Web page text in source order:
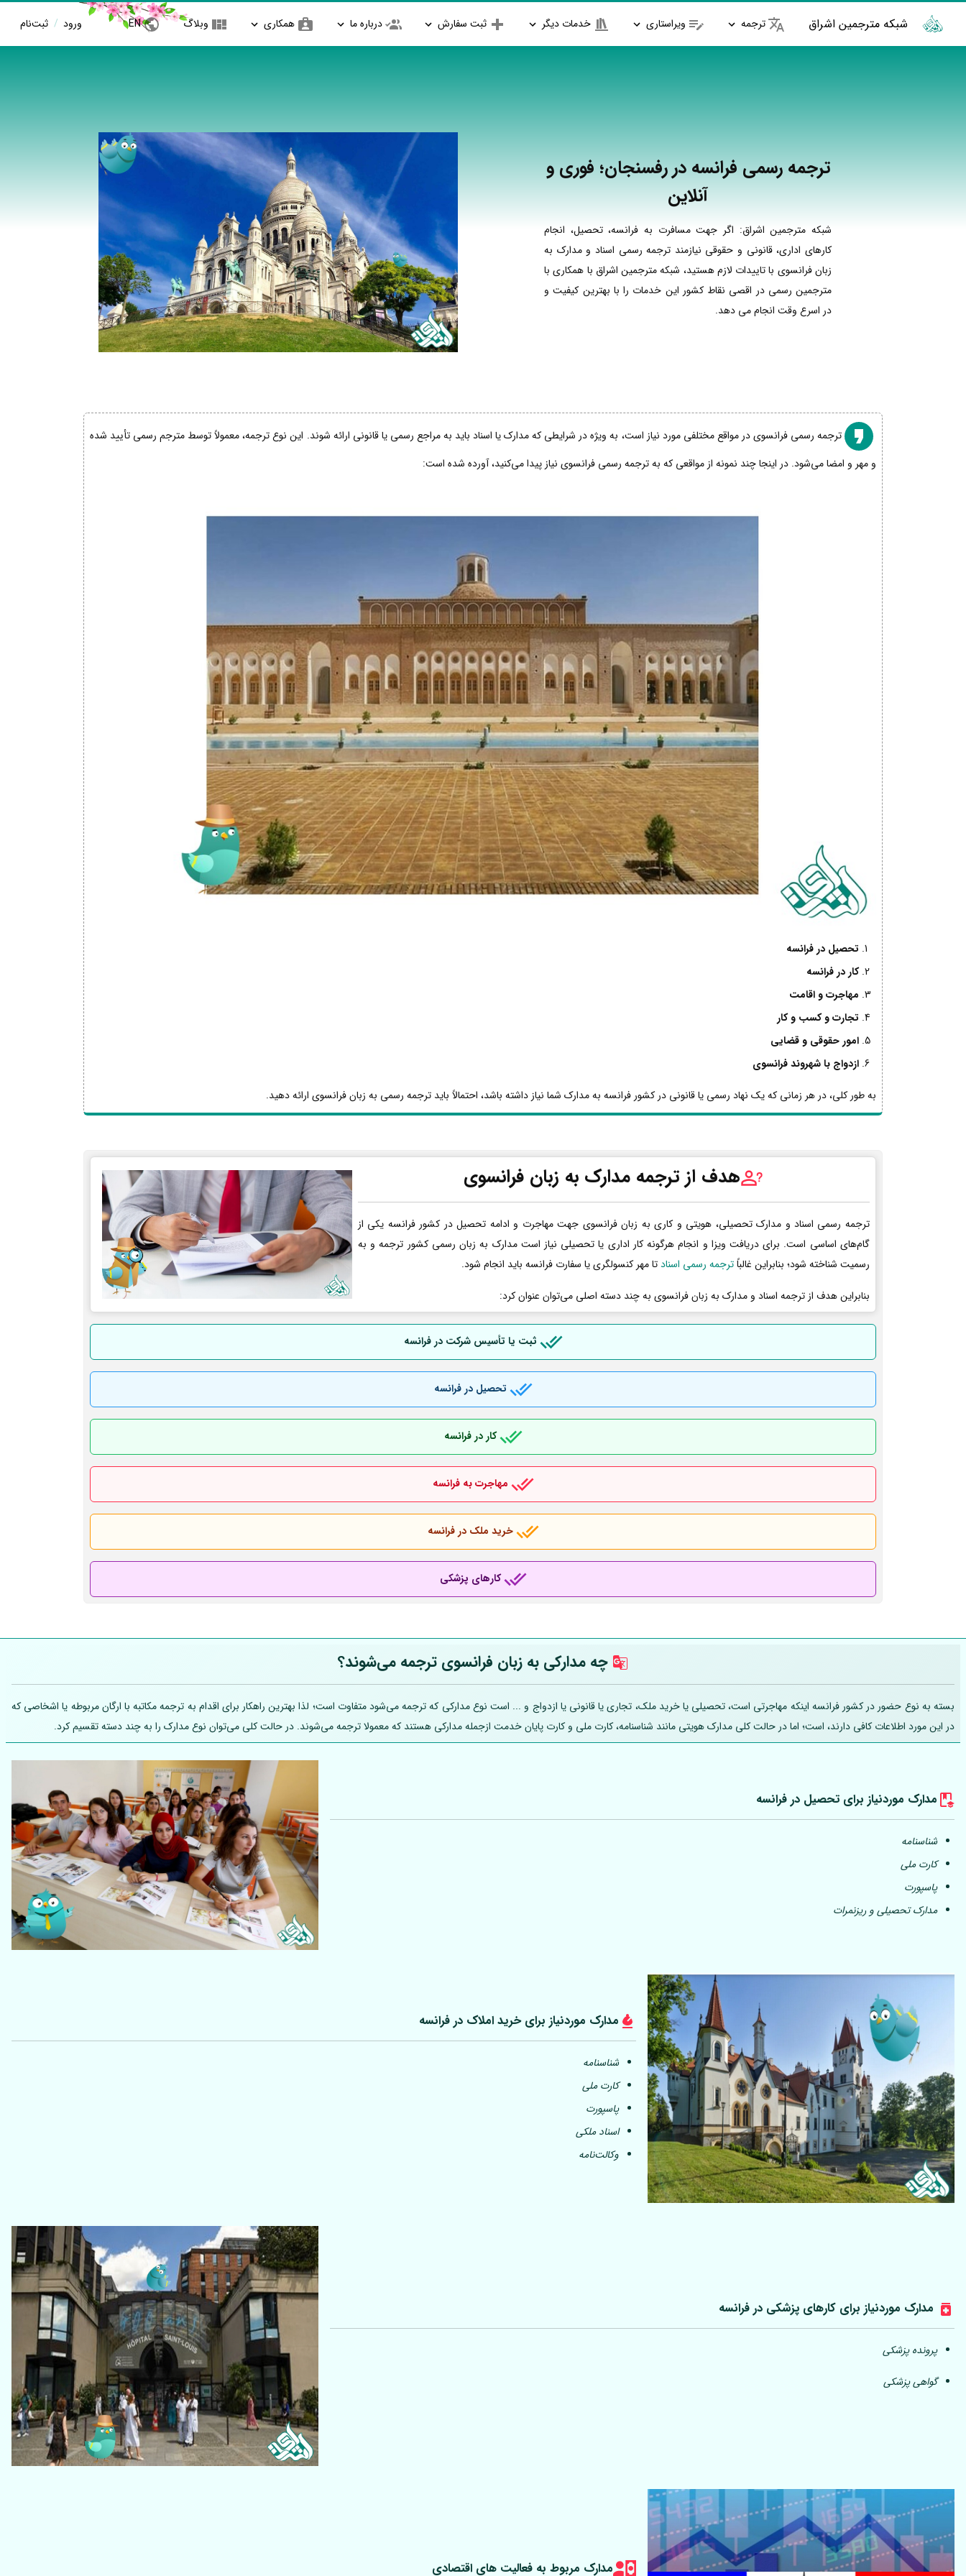
شبکه مترجمین اشراق ترجمه ویراستاری خدمات دیگر ثبت سفارش درباره ما همکاری وبلاگ EN ورود / ثبت‌نام
ترجمه رسمی فرانسه در رفسنجان؛ فوری و
آنلاین
شبکه مترجمین اشراق: اگر جهت مسافرت به فرانسه، تحصیل، انجام
کارهای اداری، قانونی و حقوقی نیازمند ترجمه رسمی اسناد و مدارک به
زبان فرانسوی با تاییدات لازم هستید، شبکه مترجمین اشراق با همکاری با
مترجمین رسمی در اقصی نقاط کشور این خدمات را با بهترین کیفیت و
در اسرع وقت انجام می دهد.
ترجمه رسمی فرانسوی در مواقع مختلفی مورد نیاز است، به ویژه در شرایطی که مدارک یا اسناد باید به مراجع رسمی یا قانونی ارائه شوند. این نوع ترجمه، معمولاً توسط مترجم رسمی تأیید شده
و مهر و امضا می‌شود. در اینجا چند نمونه از مواقعی که به ترجمه رسمی فرانسوی نیاز پیدا می‌کنید، آورده شده است:
تحصیل در فرانسه
کار در فرانسه
مهاجرت و اقامت
تجارت و کسب و کار
امور حقوقی و قضایی
ازدواج با شهروند فرانسوی
به طور کلی، در هر زمانی که یک نهاد رسمی یا قانونی در کشور فرانسه به مدارک شما نیاز داشته باشد، احتمالاً باید ترجمه رسمی به زبان فرانسوی ارائه دهید.
هدف از ترجمه مدارک به زبان فرانسوی
ترجمه رسمی اسناد و مدارک تحصیلی، هویتی و کاری به زبان فرانسوی جهت مهاجرت و ادامه تحصیل در کشور فرانسه یکی از
گام‌های اساسی است. برای دریافت ویزا و انجام هرگونه کار اداری یا تحصیلی نیاز است مدارک به زبان رسمی کشور ترجمه و به
رسمیت شناخته شود؛ بنابراین غالباًترجمه رسمی اسنادتا مهر کنسولگری یا سفارت فرانسه باید انجام شود.
بنابراین هدف از ترجمه اسناد و مدارک به زبان فرانسوی به چند دسته اصلی می‌توان عنوان کرد:
ثبت یا تأسیس شرکت در فرانسه
تحصیل در فرانسه
کار در فرانسه
مهاجرت به فرانسه
خرید ملک در فرانسه
کارهای پزشکی
چه مدارکی به زبان فرانسوی ترجمه می‌شوند؟
بسته به نوع حضور در کشور فرانسه اینکه مهاجرتی است، تحصیلی یا خرید ملک، تجاری یا قانونی یا ازدواج و ... است نوع مدارکی که ترجمه می‌شود متفاوت است؛ لذا بهترین راهکار برای اقدام به ترجمه مکاتبه با ارگان مربوطه یا اشخاصی که
در این مورد اطلاعات کافی دارند، است؛ اما در حالت کلی مدارک هویتی مانند شناسنامه، کارت ملی و کارت پایان خدمت ازجمله مدارکی هستند که معمولا ترجمه می‌شوند. در حالت کلی می‌توان نوع مدارک را به چند دسته تقسیم کرد.
مدارک موردنیاز برای تحصیل در فرانسه
شناسنامه
کارت ملی
پاسپورت
مدارک تحصیلی و ریزنمرات
مدارک موردنیاز برای خرید املاک در فرانسه
شناسنامه
کارت ملی
پاسپورت
اسناد ملکی
وکالت‌نامه
مدارک موردنیاز برای کارهای پزشکی در فرانسه
پرونده پزشکی
گواهی پزشکی
مدارک مربوط به فعالیت های اقتصادی